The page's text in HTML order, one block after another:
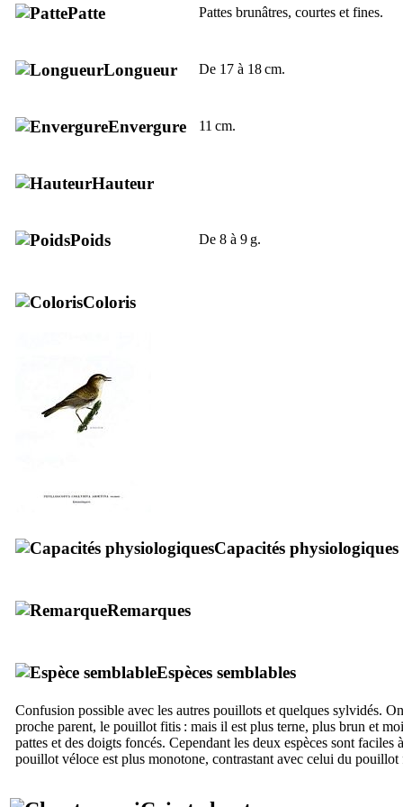
Patte Pattes brunâtres, courtes et fines.
Longueur De 17 à 18 cm.
Envergure 11 cm.
Hauteur
Poids De 8 à 9 g.
Coloris
Capacités physiologiques
Remarques
Espèces semblables
Confusion possible avec les autres pouillots et quelques sylvidés.
proche parent, le pouillot fitis : mais il est plus terne, plus brun et
pattes et des doigts foncés. Cependant les deux espèces sont
pouillot véloce est plus monotone, contrastant avec celui du